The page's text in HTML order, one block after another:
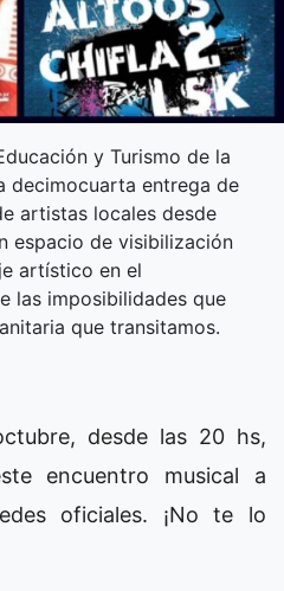
y Turismo de la
decimocuarta entrega de
artistas locales desde
espacio de visibilización
artístico en el
las imposibilidades que
que transitamos.
desde las 20 hs,
encuentro musical a
oficiales. ¡No te lo